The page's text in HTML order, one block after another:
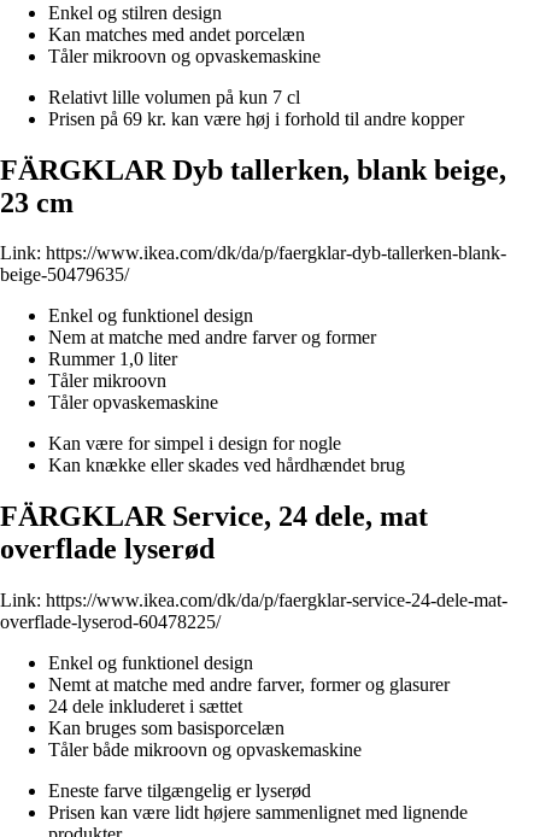
Enkel og stilren design
Kan matches med andet porcelæn
Tåler mikroovn og opvaskemaskine
Relativt lille volumen på kun 7 cl
Prisen på 69 kr. kan være høj i forhold til andre kopper
FÄRGKLAR Dyb tallerken, blank beige,
23 cm
Link: https://www.ikea.com/dk/da/p/faergklar-dyb-tallerken-blank-
beige-50479635/
Enkel og funktionel design
Nem at matche med andre farver og former
Rummer 1,0 liter
Tåler mikroovn
Tåler opvaskemaskine
Kan være for simpel i design for nogle
Kan knække eller skades ved hårdhændet brug
FÄRGKLAR Service, 24 dele, mat
overflade lyserød
Link: https://www.ikea.com/dk/da/p/faergklar-service-24-dele-mat-
overflade-lyserod-60478225/
Enkel og funktionel design
Nemt at matche med andre farver, former og glasurer
24 dele inkluderet i sættet
Kan bruges som basisporcelæn
Tåler både mikroovn og opvaskemaskine
Eneste farve tilgængelig er lyserød
Prisen kan være lidt højere sammenlignet med lignende